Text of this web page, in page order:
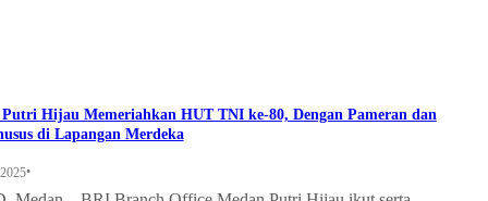
Hijau Memeriahkan HUT TNI ke-80, Dengan Pameran dan
di Lapangan Merdeka
•